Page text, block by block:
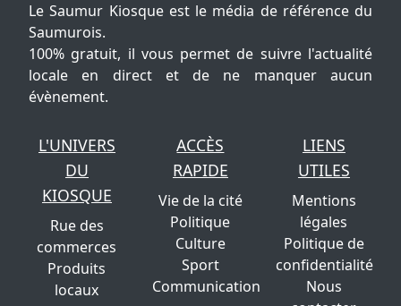
Le Saumur Kiosque est le média de référence du
Saumurois.
100% gratuit, il vous permet de suivre l'actualité
locale en direct et de ne manquer aucun
évènement.
L'UNIVERS
DU
KIOSQUE
Rue des
commerces
Produits
locaux
ACCÈS
RAPIDE
Vie de la cité
Politique
Culture
Sport
Communication
LIENS
UTILES
Mentions
légales
Politique de
confidentialité
Nous